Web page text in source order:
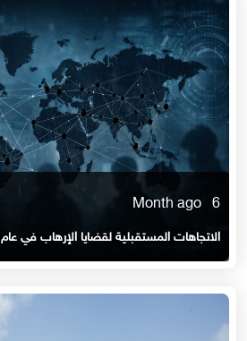
6 Month ago
الاتجاهات المستقبلية لقضايا الإرهاب في عام 2026